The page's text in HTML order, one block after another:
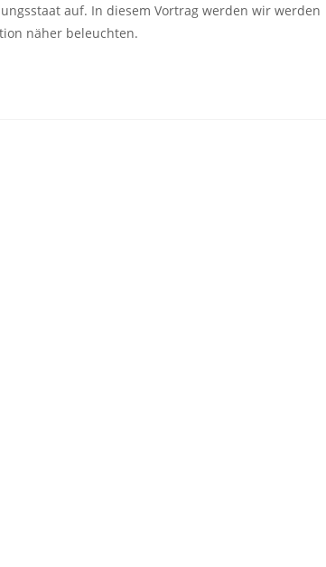
auf. In diesem Vortrag werden wir werden
näher beleuchten.